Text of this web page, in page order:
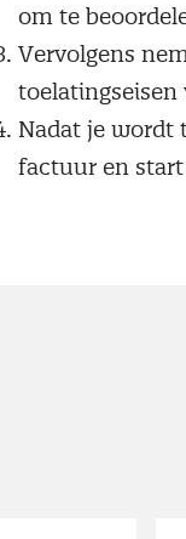
om te
Vervolgens
toelatingseisen
Nadat je wordt
factuur en